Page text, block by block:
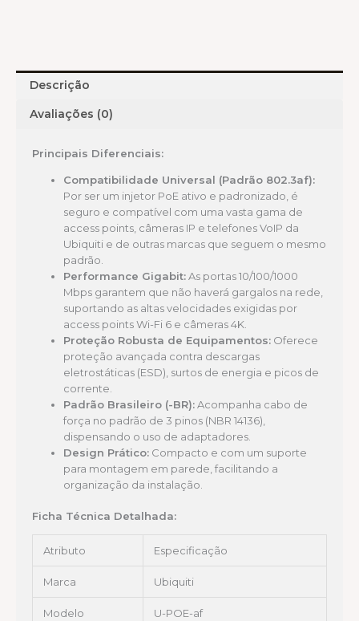
Descrição
Avaliações (0)
Principais Diferenciais:
Compatibilidade Universal (Padrão 802.3af):
Por ser um injetor PoE ativo e padronizado, é
seguro e compatível com uma vasta gama de
access points, câmeras IP e telefones VoIP da
Ubiquiti e de outras marcas que seguem o mesmo
padrão.
Performance Gigabit:As portas 10/100/1000
Mbps garantem que não haverá gargalos na rede,
suportando as altas velocidades exigidas por
access points Wi-Fi 6 e câmeras 4K.
Proteção Robusta de Equipamentos: Oferece
proteção avançada contra descargas
eletrostáticas (ESD), surtos de energia e picos de
corrente.
Padrão Brasileiro (-BR):Acompanha cabo de
força no padrão de 3 pinos (NBR 14136),
dispensando o uso de adaptadores.
Design Prático: Compacto e com um suporte
para montagem em parede, facilitando a
organização da instalação.
Ficha Técnica Detalhada:
Atributo Especificação
Marca Ubiquiti
Modelo U-POE-af